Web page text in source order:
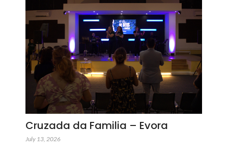
Cruzada da Familia – Evora
July 13, 2026